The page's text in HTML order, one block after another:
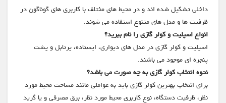
داخلی تشکیل شده اند و در محیط های مختلف با کاربری های گوناگون در
ظرفیت ها و مدل های متنوع استفاده می شوند.
انواع اسپلیت و کولر گازی را نام ببرید؟
اسپلیت و کولر گازی در مدل های دیواری، ایستاده، پرتابل و پشت
پنجره ای موجود می باشند.
نحوه انتخاب کولر گازی به چه صورت می باشد؟
برای انتخاب بهترین کولر گازی باید به عواملی مانند مساحت محیط مورد
نظر، ظرفیت دستگاه، نوع کاربری محیط مورد نظر، برق مصرفی و یا گرید